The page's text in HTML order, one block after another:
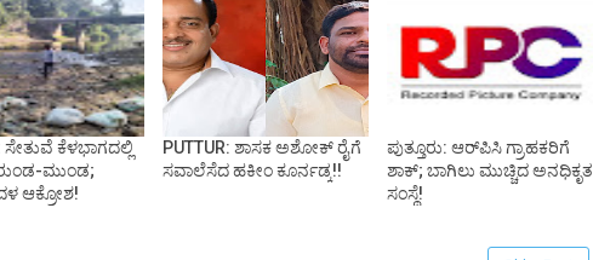
ಸೇತುವೆ ಕೆಳಭಾಗದಲ್ಲಿ
ಮುಂಡ;
ಆಕ್ರೋಶ!
PUTTUR: ಶಾಸಕ ಅಶೋಕ್ ರೈಗೆ
ಸವಾಲೆಸೆದ ಹಕೀಂ ಕೂರ್ನಡ್ಕ!!
ಪುತ್ತೂರು: ಆರ್‌ಪಿಸಿ ಗ್ರಾಹಕರಿಗೆ
ಶಾಕ್; ಬಾಗಿಲು ಮುಚ್ಚಿದ ಅನಧಿಕೃತ
ಸಂಸ್ಥೆ!